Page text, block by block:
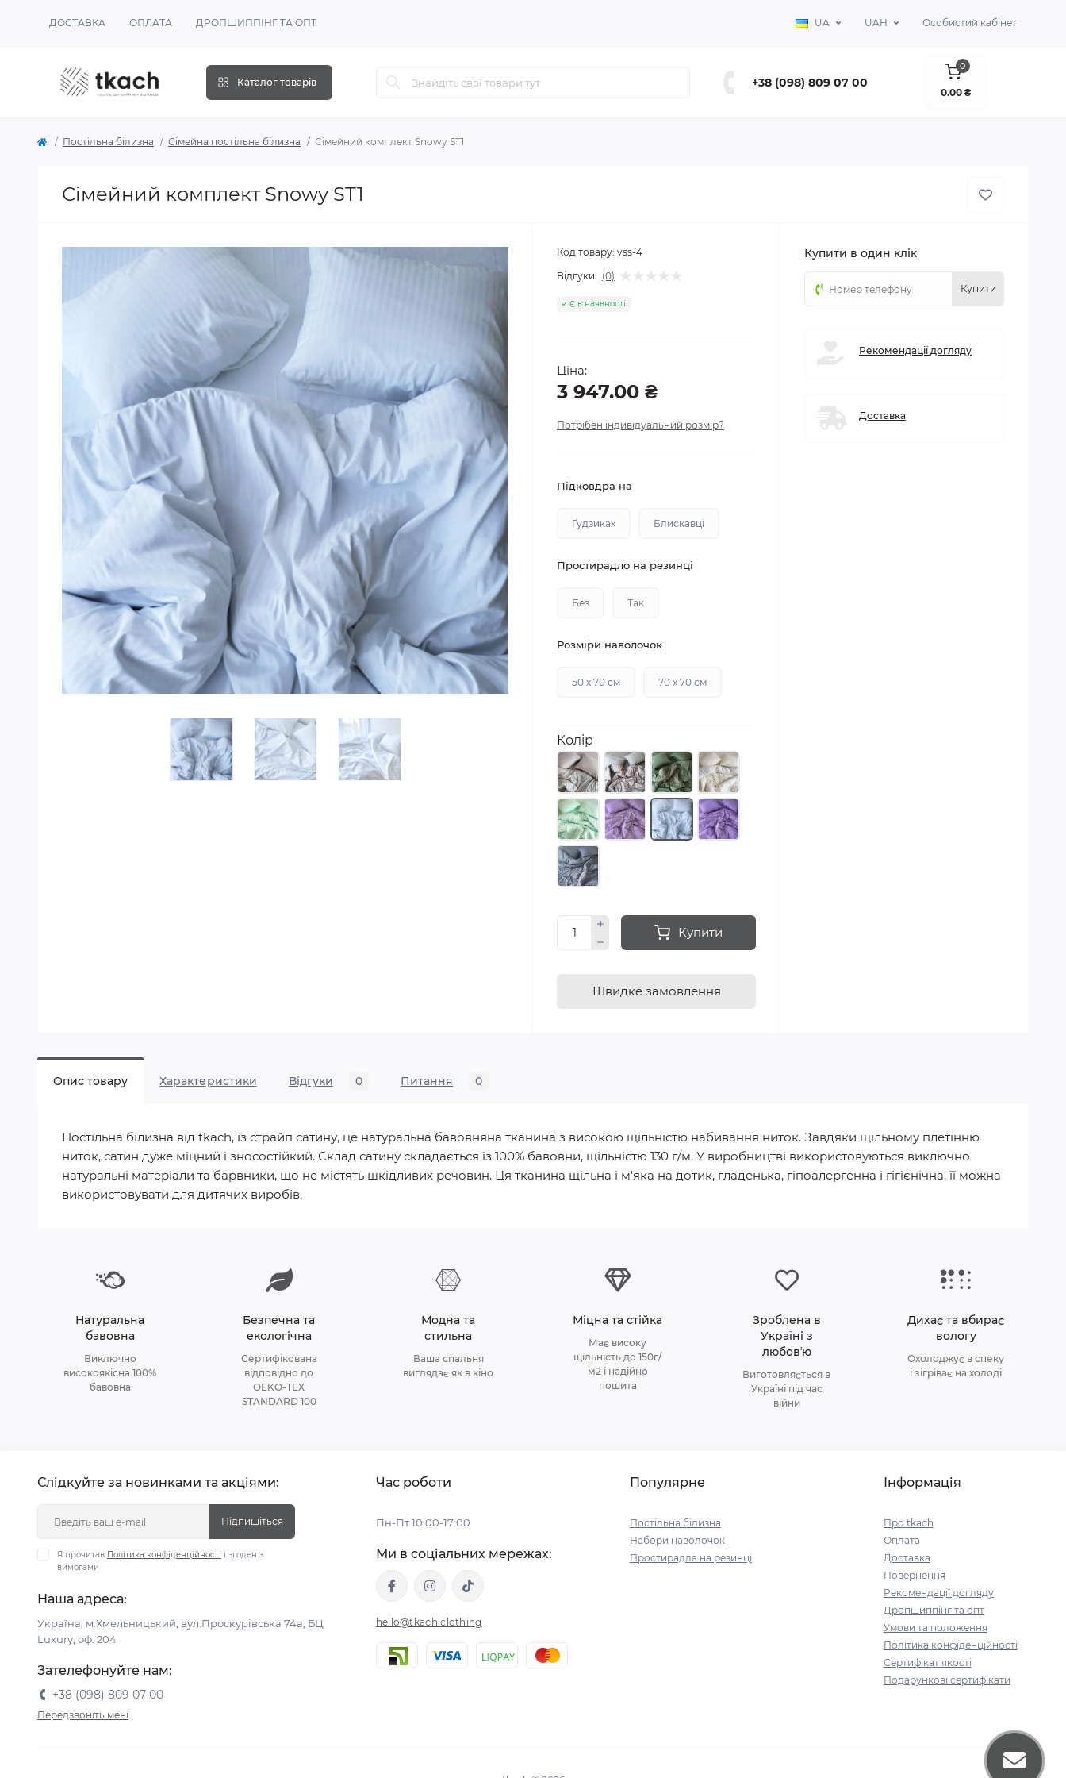
ДОСТАВКА ОПЛАТА ДРОПШИППІНГ ТА ОПТ UA UAH Особистий кабінет
Каталог товарів +38 (098) 809 07 00
0
0.00 ₴
Постільна білизна Сімейна постільна білизна Сімейний комплект Snowy ST1
Сімейний комплект Snowy ST1
Код товару: vss-4
Відгуки: (0)
Є в наявності
Ціна:
3 947.00 ₴
Потрібен індивідуальний розмір?
Підковдра на
Ґудзиках Блискавці
Простирадло на резинці
Без Так
Розміри наволочок
50 х 70 см 70 х 70 см
Колір
Купити
Швидке замовлення
Купити в один клік
Купити
Рекомендації догляду
Доставка
Опис товару Характеристики Відгуки 0 Питання 0
Постільна білизна від tkach, із страйп сатину, це натуральна бавовняна тканина з високою щільністю набивання ниток. Завдяки щільному плетінню
ниток, сатин дуже міцний і зносостійкий. Склад сатину складається із 100% бавовни, щільністю 130 г/м. У виробництві використовуються виключно
натуральні матеріали та барвники, що не містять шкідливих речовин. Ця тканина щільна і м'яка на дотик, гладенька, гіпоалергенна і гігієнічна, її можна
використовувати для дитячих виробів.
Натуральна
бавовна
Виключно
високоякісна 100%
бавовна
Безпечна та
екологічна
Сертифікована
відповідно до
OEKO-TEX
STANDARD 100
Модна та
стильна
Ваша спальня
виглядає як в кіно
Міцна та стійка
Має високу
щільність до 150г/
м2 і надійно
пошита
Зроблена в
Україні з
любовʼю
Виготовляється в
Україні під час
війни
Дихає та вбирає
вологу
Охолоджує в спеку
і зігріває на холоді
Слідкуйте за новинками та акціями:
Підпишіться
Я прочитав Політика конфіденційності і згоден з
вимогами
Наша адреса:
Україна, м.Хмельницький, вул.Проскурівська 74а, БЦ
Luxury, оф. 204
Зателефонуйте нам:
+38 (098) 809 07 00
Передзвоніть мені
Час роботи
Пн-Пт 10:00-17:00
Ми в соціальних мережах:
hello@tkach.clothing
Популярне
Постільна білизна
Набори наволочок
Простирадла на резинці
Інформація
Про tkach
Оплата
Доставка
Повернення
Рекомендації догляду
Дропшиппінг та опт
Умови та положення
Політика конфіденційності
Сертифікат якості
Подарункові сертифікати